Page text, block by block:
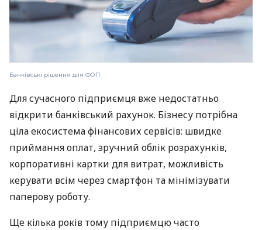
Банківські рішення для ФОП
Для сучасного підприємця вже недостатньо
відкрити банківський рахунок. Бізнесу потрібна
ціла екосистема фінансових сервісів: швидке
приймання оплат, зручний облік розрахунків,
корпоративні картки для витрат, можливість
керувати всім через смартфон та мінімізувати
паперову роботу.
Ще кілька років тому підприємцю часто